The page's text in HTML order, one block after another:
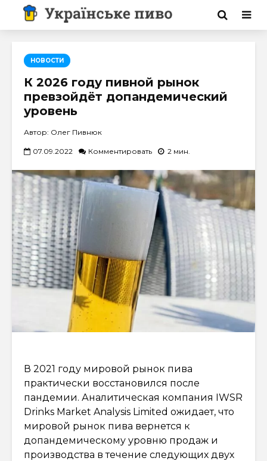
НОВОСТИ
К 2026 году пивной рынок
превзойдёт допандемический
уровень
Автор: Олег Пивнюк
07.09.2022 Комментировать 2 мин.
В 2021 году мировой рынок пива
практически восстановился после
пандемии. Аналитическая компания IWSR
Drinks Market Analysis Limited ожидает, что
мировой рынок пива вернется к
допандемическому уровню продаж и
производства в течение следующих двух